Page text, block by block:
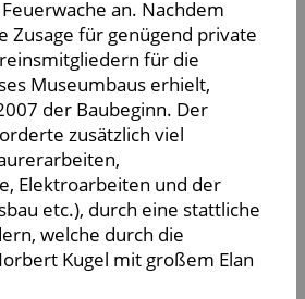
an. Nachdem
Zusage für genügend private
für die
Museumbaus erhielt,
der Baubeginn. Der
zusätzlich viel
Elektroarbeiten und der
etc.), durch eine stattliche
welche durch die
Kugel mit großem Elan